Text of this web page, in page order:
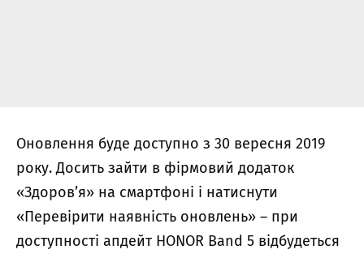
Оновлення буде доступно з 30 вересня 2019
року. Досить зайти в фірмовий додаток
«Здоров’я» на смартфоні і натиснути
«Перевірити наявність оновлень» – при
доступності апдейт HONOR Band 5 відбудеться